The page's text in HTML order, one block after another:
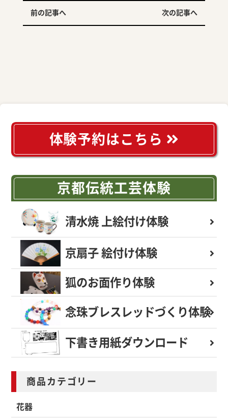
体験予約はこちら
京都伝統工芸体験
清水焼 上絵付け体験
京扇子 絵付け体験
狐のお面作り体験
念珠ブレスレッドづくり体験
下書き用紙ダウンロード
商品カテゴリー
花器
前の記事へ 次の記事へ